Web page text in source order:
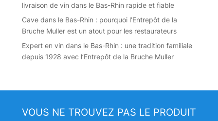
livraison de vin dans le Bas-Rhin rapide et fiable
Cave dans le Bas-Rhin : pourquoi l’Entrepôt de la
Bruche Muller est un atout pour les restaurateurs
Expert en vin dans le Bas-Rhin : une tradition familiale
depuis 1928 avec l’Entrepôt de la Bruche Muller
VOUS NE TROUVEZ PAS LE PRODUIT